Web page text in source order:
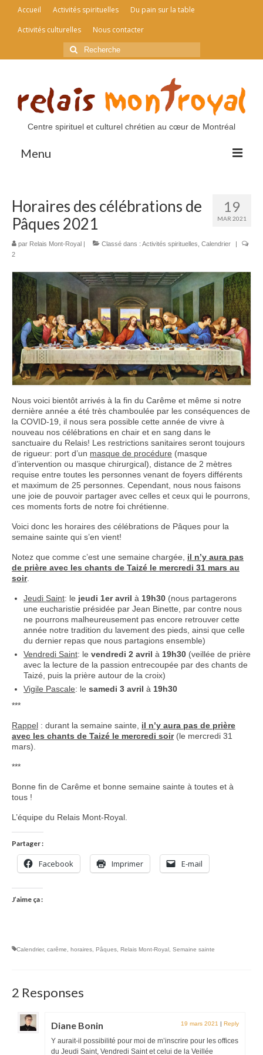
Accueil Activités spirituelles
Du pain sur la table
Activités culturelles
Nous contacter
Rechercher
:
Centre spirituel et culturel chrétien au cœur de Montréal
Menu
Activités spirituelles
Du pain sur la table
Nous contacter
19
MAR 2021
Horaires des célébrations de
Pâques 2021
par Relais Mont-Royal | Classé dans : Activités spirituelles Calendrier
|
2
Nous voici bientôt arrivés à la fin du Carême et même si notre
dernière année a été très chamboulée par les conséquences de
la COVID-19, il nous sera possible cette année de vivre à
nouveau nos célébrations en chair et en sang dans le
sanctuaire du Relais! Les restrictions sanitaires seront toujours
de rigueur: port d’un masque de procédure (masque
d’intervention ou masque chirurgical), distance de 2 mètres
requise entre toutes les personnes venant de foyers différents
et maximum de 25 personnes. Cependant, nous nous faisons
une joie de pouvoir partager avec celles et ceux qui le pourrons,
ces moments forts de notre foi chrétienne.
Voici donc les horaires des célébrations de Pâques pour la
semaine sainte qui s’en vient!
Notez que comme c’est une semaine chargée, il n’y aura pas
de prière avec les chants de Taizé le mercredi 31 mars au
soir.
Jeudi Saint: le jeudi 1er avril à 19h30 (nous partagerons
une eucharistie présidée par Jean Binette, par contre nous
ne pourrons malheureusement pas encore retrouver cette
année notre tradition du lavement des pieds, ainsi que celle
du dernier repas que nous partagions ensemble)
Vendredi Saint: le vendredi 2 avril à 19h30 (veillée de prière
avec la lecture de la passion entrecoupée par des chants de
Taizé, puis la prière autour de la croix)
Vigile Pascale: le samedi 3 avril à 19h30
***
Rappel : durant la semaine sainte, il n’y aura pas de prière
avec les chants de Taizé le mercredi soir(le mercredi 31
mars).
***
Bonne fin de Carême et bonne semaine sainte à toutes et à
tous !
L’équipe du Relais Mont-Royal.
Partager :
Facebook Imprimer E-mail
J’aime ça :
Calendrier, carême horaires Pâques Relais Mont-Royal Semaine sainte
2 Responses
Diane Bonin 19 mars 2021 | Reply
Y aurait-il possibilité pour moi de m’inscrire pour les offices
du Jeudi Saint, Vendredi Saint et celui de la Veillée